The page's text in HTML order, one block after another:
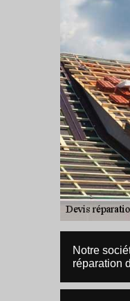
Notre
réparation